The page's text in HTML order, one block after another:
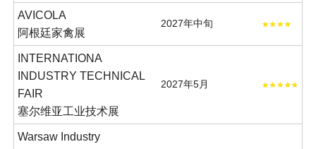
AVICOLA
阿根廷家禽展
2027年中旬
INTERNATIONA
INDUSTRY TECHNICAL
FAIR
塞尔维亚工业技术展
2027年5月
Warsaw Industry